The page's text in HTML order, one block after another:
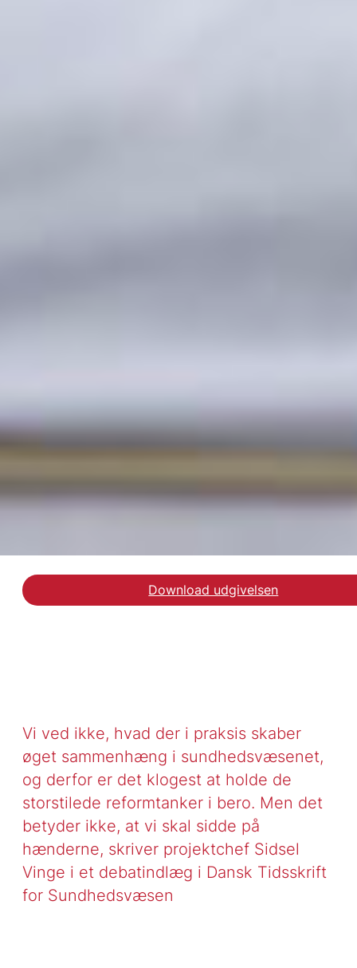
Download udgivelsenLæs debatindlægget på
Vi ved ikke, hvad der i praksis skaber
øget sammenhæng i sundhedsvæsenet,
og derfor er det klogest at holde de
storstilede reformtanker i bero. Men det
betyder ikke, at vi skal sidde på
hænderne, skriver projektchef Sidsel
Vinge i et debatindlæg i Dansk Tidsskrift
for Sundhedsvæsen